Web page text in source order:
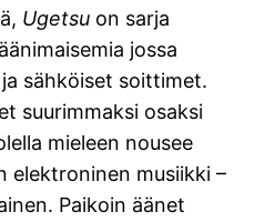
Ugetsu on sarja
jossa
sähköiset soittimet.
suurimmaksi osaksi
mieleen nousee
elektroninen musiikki –
Paikoin äänet